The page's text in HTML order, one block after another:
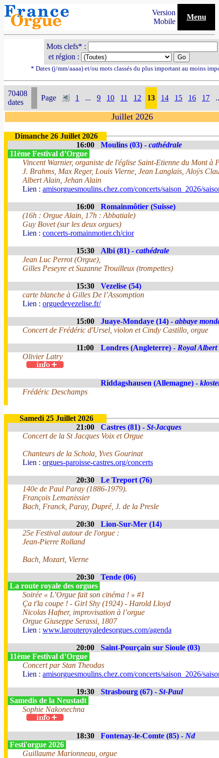
Version
Mobile
Menu
Mots clefs* :
et région :
* Dates (j/mm/aaaa) et/ou mots classés du plus important au moins
70408
dates
Page 1 ... 9 10 11 12 13 14 15 16 17
Juillet 2026
Dimanche 26 Juillet 2026
16:00
Moulins (03) - cathédrale
11ème Festival d’Orgue
Vincent Warnier, organiste de l'église Saint-Etienne du Mont à
J. Brahms, Max Reger, Louis Vierne, Jean Langlais, Aloÿs
Albert Alain, Jehan Alain
Lien : amisorguesmoulins.chez.com/concerts/saison_2026/
16:00
Romainmôtier (Suisse)
(16h : Orgue Alain, 17h : Abbatiale)
Guy Bovet (sur les deux orgues)
Lien : concerts-romainmotier.ch/cior
15:30 Albi (81) - cathédrale
Jean Luc Perrot (Orgue),
Gilles Peseyre et Suzanne Trouilleux (trompettes)
15:30
Vezelise (54)
carte blanche à Gilles De l’Assomption
Lien : orguedevezelise.fr/
15:00 Juaye-Mondaye (14) - abbaye
Concert de Frédéric d'Ursel, violon et Cindy Castillo, orgue
11:00 Londres (Angleterre) - Royal
Olivier Latry
Riddagshausen (Allemagne) -
Frédéric Deschamps
Samedi 25 Juillet 2026
21:00
Castres (81) - St-Jacques
Concert de la St Jacques Voix et Orgue
Chanteurs de la Schola, Yves Gourinat
Lien : orgues-paroisse-castres.org/concerts
20:30
Le Treport (76)
140e de Paul Paray (1886-1979).
François Lemanissier
Bach, Franck, Paray, Dupré, J. de la Presle
20:30
Lion-Sur-Mer (14)
25e Festival autour de l'orgue :
Jean-Pierre Rolland
Bach, Mozart, Vierne
20:30
Tende (06)
La route royale des orgues
Soirée « L’Orgue fait son cinéma ! » #1
Ça t'la coupe ! - Girl Shy (1924) - Harold Lloyd
Nicolas Hafner, improvisation à l’orgue
Orgue Giuseppe Serassi, 1807
Lien : www.larouteroyaledesorgues.com/agenda
20:00
Saint-Pourçain sur Sioule (03)
11ème Festival d’Orgue
Concert par Stan Theodas
Lien : amisorguesmoulins.chez.com/concerts/saison_2026/
19:30 Strasbourg (67) - St-Paul
Samedis de la Neustadt
Sophie Nakonechna
18:30 Fontenay-le-Comte (85) - Nd
Festi'orgue 2026
Guillaume Marionneau, orgue